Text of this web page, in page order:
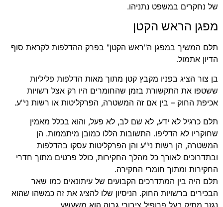
של נחקרים במשפט נתניהו.
מפגן הראש הקטן
תלם המשיך במפגן ה"ראש הקטן" בפרק ההדלפות לקראת סוף
הדיון אתמול.
בן צור הציג בפניו מקבץ קטן מתוך מאות הדלפות פליליות
ששטפו את התקשורת בזמן שהחומרים היו רק אצל רשויות
אכיפת החוק – בין אם זה המשטרה, הפרקליטות או רשות ני"ע.
תלם כרגיל לא ידע, לא שם לב, לא פעל, והוא בכלל מאמין
שחוקריו לא הדליפו. התשובות הללו כמובן מיתממות. הן
המשטרה, הן רשות ני"ע והן הפרקליטות עסקו בהדלפות
ובתדרוכים לאורך כל מהלך החקירות, כולל פרטים מתוך חדרי
החקירות ומתוך חומרי החקירה.
תלם היה בין המתדרכים הקבועים של עיתונאים כמו שאר
הבכירים ברשויות החוק. הניסיון שלו להציג את זה כמשהו שהוא
נגזר מתיק בעל פרופיל ציבורי גבוה הוא משעשע.